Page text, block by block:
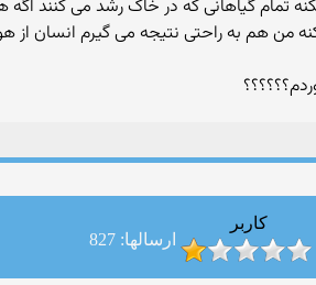
تمام گیاهانی که در خاک رشد می کنند اگه
من هم به راحتی نتیجه می گیرم انسان از
کاربر
ارسالها: 827